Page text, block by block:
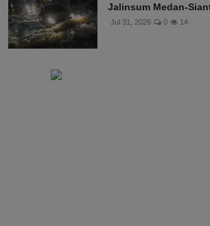
Jalinsum Medan-
Jul 31, 2026 0 14